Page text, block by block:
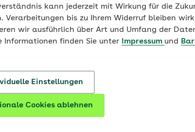
kann jederzeit mit Wirkung für die
Verarbeitungen bis zu Ihrem Widerruf bleiben
wir ausführlich über Art und Umfang der
Informationen finden Sie unter
Impressum und
Einstellungen
Cookies ablehnen